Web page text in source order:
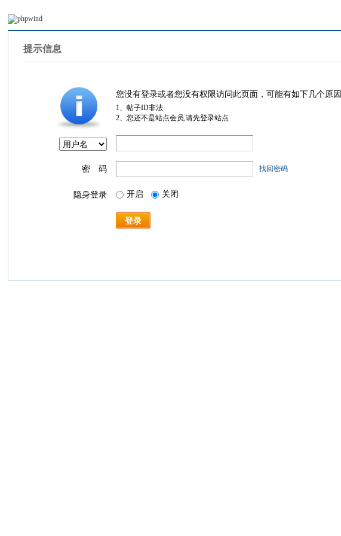
提示信息
您没有登录或者您没有权限访问此页面，可能有如下几个原因
1、帖子ID非法
2、您还不是站点会员,请先登录站点
密 码 找回密码
隐身登录 开启 关闭
登录